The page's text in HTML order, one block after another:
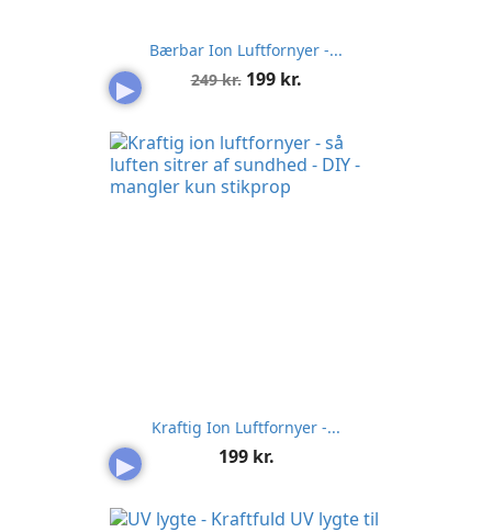
▶
Bærbar Ion Luftfornyer -...
Normalpris
249 kr. Pris
199 kr.
▶
Kraftig Ion Luftfornyer -...
Pris
199 kr.